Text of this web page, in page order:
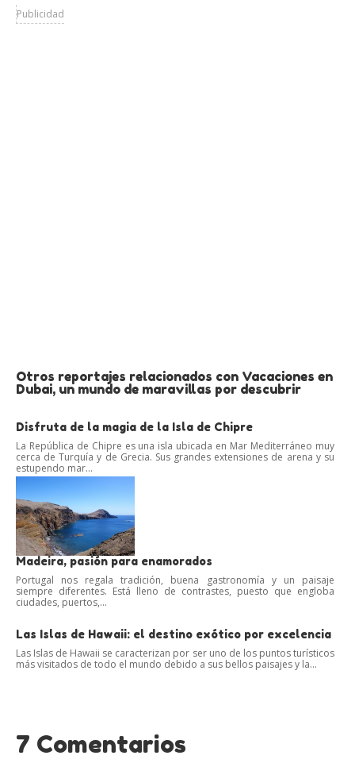
Publicidad
Otros reportajes relacionados con Vacaciones en
Dubai, un mundo de maravillas por descubrir
Disfruta de la magia de la Isla de Chipre
La República de Chipre es una isla ubicada en Mar Mediterráneo muy
cerca de Turquía y de Grecia. Sus grandes extensiones de arena y su
estupendo mar...
Madeira, pasión para enamorados
Portugal nos regala tradición, buena gastronomía y un paisaje
siempre diferentes. Está lleno de contrastes, puesto que engloba
ciudades, puertos,...
Las Islas de Hawaii: el destino exótico por excelencia
Las Islas de Hawaii se caracterizan por ser uno de los puntos turísticos
más visitados de todo el mundo debido a sus bellos paisajes y la...
7 Comentarios